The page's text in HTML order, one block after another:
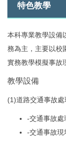
特色教學
本科專業教學設備
務為主，主要以校
實務教學模擬事故
教學設備
(1)道路交通事故
-交通事故
-交通事故現